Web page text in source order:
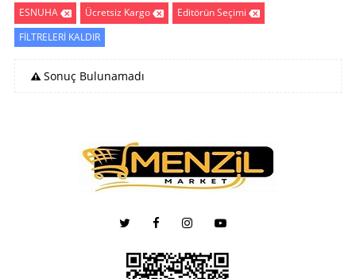
ESNUHA Ücretsiz Kargo
Editörün Seçimi
FİLTRELERİ KALDIR
Sonuç Bulunamadı